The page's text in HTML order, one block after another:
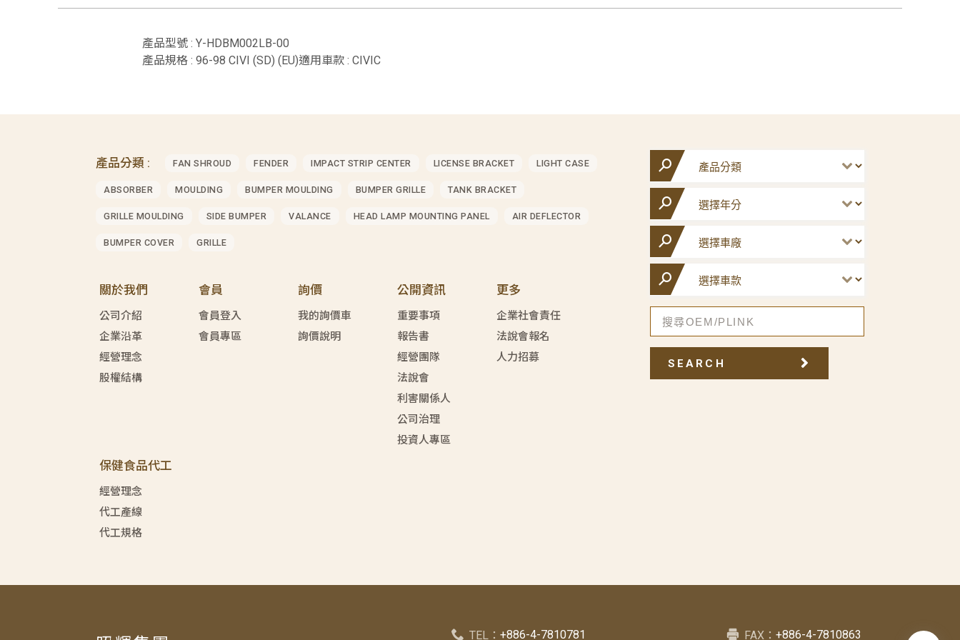
產品型號 : Y-HDBM002LB-00
產品規格 : 96-98 CIVI (SD) (EU)適用車款 : CIVIC
產品分類 : FAN SHROUD FENDER IMPACT STRIP CENTER LICENSE BRACKET LIGHT CASE
ABSORBER MOULDING BUMPER MOULDING BUMPER GRILLE TANK BRACKET
GRILLE MOULDING SIDE BUMPER VALANCE HEAD LAMP MOUNTING PANEL AIR DEFLECTOR
BUMPER COVER GRILLE
關於我們
公司介紹
企業沿革
經營理念
股權結構
會員
會員登入
會員專區
詢價
我的詢價車
詢價說明
公開資訊
重要事項
報告書
經營團隊
法說會
利害關係人
公司治理
投資人專區
更多
企業社會責任
法說會報名
人力招募
保健食品代工
經營理念
代工產線
代工規格
SEARCH
TEL： +886-4-7810781 FAX：+886-4-7810863